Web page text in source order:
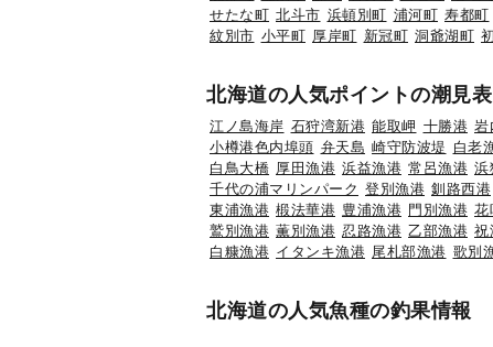
せたな町 北斗市 浜頓別町 浦河町 寿都町
紋別市 小平町 厚岸町 新冠町 洞爺湖町
北海道の人気ポイントの潮見
江ノ島海岸 石狩湾新港 能取岬 十勝港 岩
小樽港色内埠頭 弁天島 崎守防波堤 白老
白鳥大橋 厚田漁港 浜益漁港 常呂漁港 浜
千代の浦マリンパーク 登別漁港 釧路西港
東浦漁港 椴法華港 豊浦漁港 門別漁港 花
鷲別漁港 薫別漁港 忍路漁港 乙部漁港 祝
白糠漁港 イタンキ漁港 尾札部漁港 歌別
北海道の人気魚種の釣果情報